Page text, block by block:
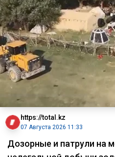
https://total.kz
07 Августа 2026 11:33
Дозорные и патрули на